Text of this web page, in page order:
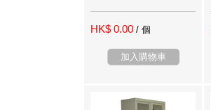
HK$ 0.00 / 個
加入購物車